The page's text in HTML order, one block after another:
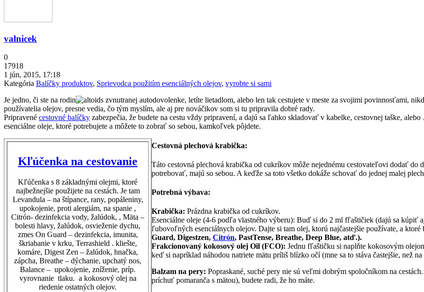
valnicek
0
17918
1 jún, 2015, 17:18
Kategória Balíčky produktov, Sprievodca použitím esenciálných olejov, vyrobte si sami
Je jedno, či ste na rodin
nej autodovolenke, letíte lietadlom, alebo len tak cestujete v meste za svojimi povinnosťami,
používatelia olejov, presne vedia, čo tým myslím, ale aj pre nováčikov som si tu pripravila dobré rady.
Pripravené cestovné balíčky zabezpečia, že budete na cestu vždy pripravení, a dajú sa ľahko skladovať v kabelke, cestovnej taške,
esenciálne oleje, ktoré potrebujete a môžete to zobrať so sebou, kamkoľvek pôjdete.
Kľúčenka na cestovanie
Kľúčenka s 8 základnými olejmi, ktoré
najbežnejšie použijete na cestách. Je tam
Levandula – na štípance, rany, popáleniny,
upokojenie, proti alergiám, na spanie ,
Citrón- dezinfekcia vody, žalúdok, , Mäta –
bolesti hlavy, žalúdok, osvieženie dychu,
zmes On Guard – dezinfekcia, imunita,
škriabanie v krku, Terrashield . kliešte,
komáre, Digest Zen – žalúdok, hnačka,
zápcha, Breathe – dýchanie, upchatý nos,
Balance – upokojenie, zníženie, príp.
vyrovnanie tlaku. a kokosový olej na
riedenie ostatných olejov.
Cestovná plechová krabička:
Táto cestovná plechová krabička od cukríkov môže nejednému cestovateľovi dodať do
potrebovať, majú so sebou. A keďže sa toto všetko dokáže schovať do jednej malej
Potrebná výbava:
Krabička: Prázdna krabička od cukríkov.
Esenciálne oleje (4-6 podľa vlastného výberu): Buď si do 2 ml fľaštičiek (dajú sa kúpiť
ľubovoľných esenciálnych olejov. Dajte si tam olej, ktorú najčastejšie používate, a ktoré
Guard, Digestzen, Citrón, PastTense, Breathe, Deep Blue, atď.).
Frakcionovaný kokosový olej Oil (FCO): Jednu fľaštičku si naplňte kokosovým
keď si napríklad náhodou natriete mätu príliš blízko očí (mne sa to stáva častejšie, než
Balzam na pery: Popraskané, suché pery nie sú veľmi dobrým spoločníkom na
príchuť pomaranča s mätou), budete radi, že ho máte.